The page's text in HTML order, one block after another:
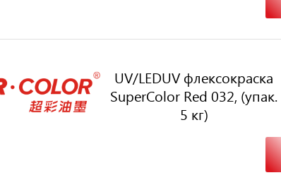
UV/LEDUV флексокраска
SuperColor Red 032, (упак.
5 кг)